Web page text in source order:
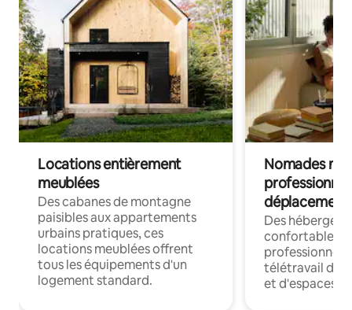
Locations entièrement
meublées
Des cabanes de montagne
paisibles aux appartements
urbains pratiques, ces
locations meublées offrent
tous les équipements d'un
logement standard.
Nomades
déplacement
Des
confortables
professionnels
télétravail
et d'espaces